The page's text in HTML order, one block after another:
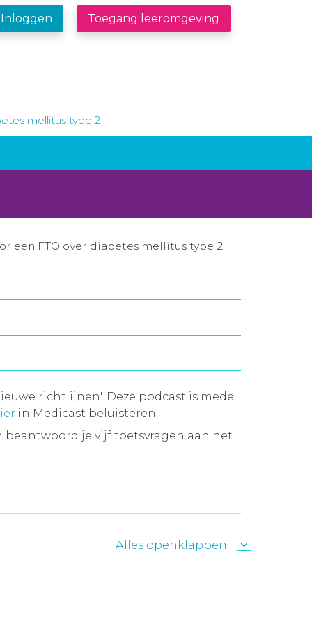
Inloggen Toegang leeromgeving
mellitus type 2
een FTO over diabetes mellitus type 2
richtlijnen'. Deze podcast is mede
in Medicast beluisteren.
beantwoord je vijf toetsvragen aan het
Alles openklappen